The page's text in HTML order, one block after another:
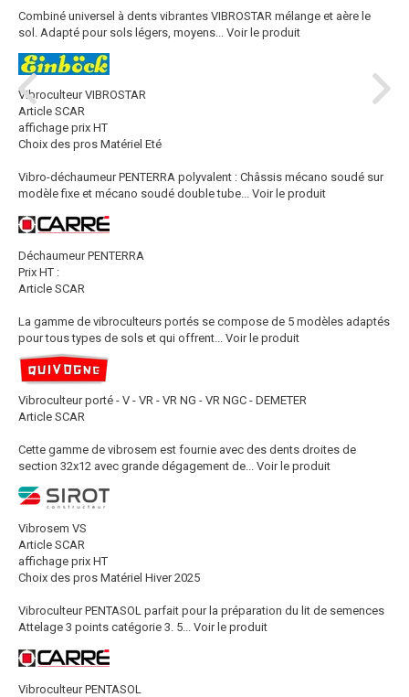
Combiné universel à dents vibrantes VIBROSTAR mélange et aère le
sol. Adapté pour sols légers, moyens...
Voir le produit
Vibroculteur VIBROSTAR
Article SCAR
affichage prix HT
Choix des pros Matériel Eté
Vibro-déchaumeur PENTERRA polyvalent : Châssis mécano soudé sur
modèle fixe et mécano soudé double tube...
Voir le produit
Déchaumeur PENTERRA
Prix HT :
Article SCAR
La gamme de vibroculteurs portés se compose de 5 modèles adaptés
pour tous types de sols et qui offrent...
Voir le produit
Vibroculteur porté - V - VR - VR NG - VR NGC - DEMETER
Article SCAR
Cette gamme de vibrosem est fournie avec des dents droites de
section 32x12 avec grande dégagement de...
Voir le produit
Vibrosem VS
Article SCAR
affichage prix HT
Choix des pros Matériel Hiver 2025
Vibroculteur PENTASOL parfait pour la préparation du lit de semences
Attelage 3 points catégorie 3. 5...
Voir le produit
Vibroculteur PENTASOL